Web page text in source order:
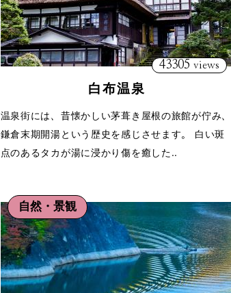
43305 views
白布温泉
温泉街には、昔懐かしい茅葺き屋根の旅館が佇み、
鎌倉末期開湯という歴史を感じさせます。 白い斑
点のあるタカが湯に浸かり傷を癒した..
自然・景観